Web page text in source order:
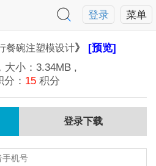
菜单
登录
餐碗注塑模设计》 [预览]
大小： 3.34MB ,
： 15 积分
登录下载